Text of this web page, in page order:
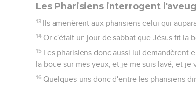
Les Pharisiens interrogent
13 Ils amenèrent aux pharisiens celui qui
14 Or c'était un jour de sabbat que Jésus fit la
15 Les pharisiens donc aussi lui demandèrent
la boue sur mes yeux, et je me suis lavé, et je
16 Quelques-uns donc d'entre les pharisiens